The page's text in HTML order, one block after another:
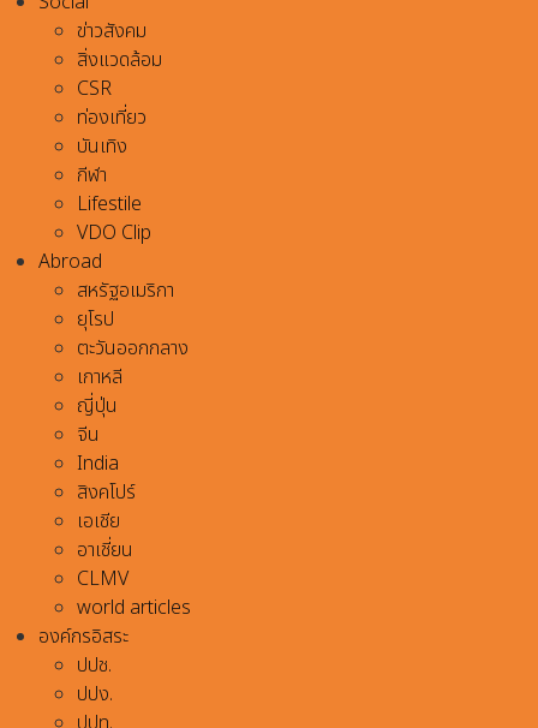
ข่าวสังคม
สิ่งแวดล้อม
CSR
ท่องเที่ยว
บันเทิง
กีฬา
Lifestile
VDO Clip
Abroad
สหรัฐอเมริกา
ยุโรป
ตะวันออกกลาง
เกาหลี
ญี่ปุ่น
จีน
India
สิงคโปร์
เอเชีย
อาเชี่ยน
CLMV
world articles
องค์กรอิสระ
ปปช.
ปปง.